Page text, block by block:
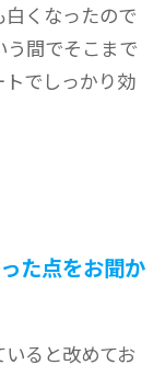
くなったので
う間でそこまで
でしっかり効
た点をお聞か
ると改めてお